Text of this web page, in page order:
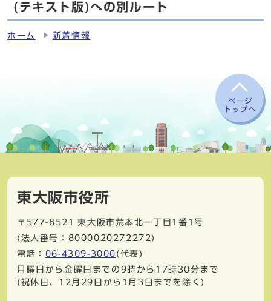
(テキスト版)への別ルート
ホーム 新着情報
ページ
トップへ
東大阪市役所
〒577-8521
東大阪市荒本北一丁目1番1号
(法人番号：8000020272272)
電話： 06-4309-3000 (代表)
月曜日から金曜日までの9時から17時30分まで
(祝休日、12月29日から1月3日までを除く)